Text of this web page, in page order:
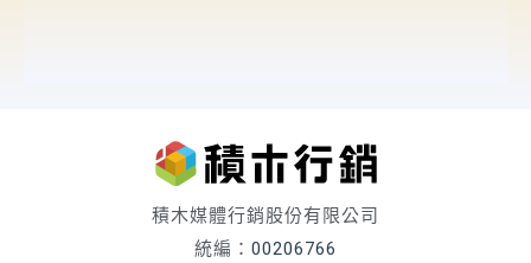
積木媒體行銷股份有限公司
統編： 00206766